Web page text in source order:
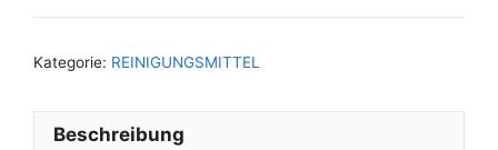
Kategorie: REINIGUNGSMITTEL
Beschreibung